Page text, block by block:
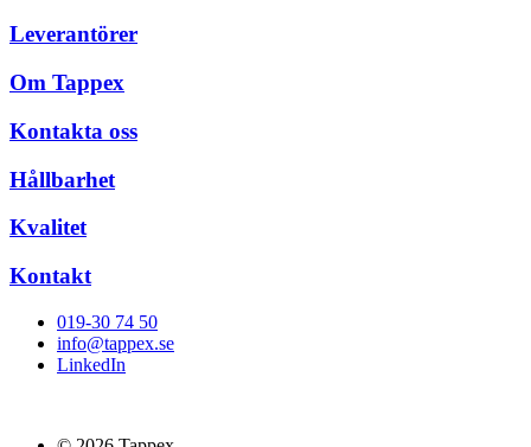
Leverantörer
Om Tappex
Kontakta oss
Hållbarhet
Kvalitet
Kontakt
019-30 74 50
info@tappex.se
LinkedIn